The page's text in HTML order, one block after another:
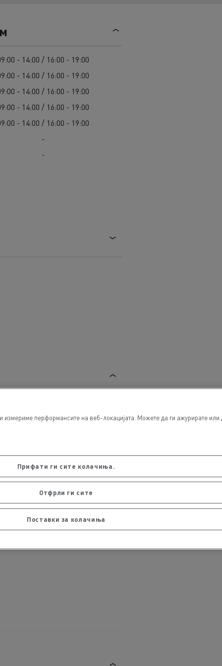
Oprema za lokalne uprave
Hitne i vatrogasne službe
- 14:00 / 16:00 - 19:00
- 14:00 / 16:00 - 19:00
- 14:00 / 16:00 - 19:00
- 14:00 / 16:00 - 19:00
- 14:00 / 16:00 - 19:00
-
-
перформансите на веб-локацијата. Можете да ги ажурирате
Прифати ги сите колачиња.
Отфрли ги сите
Поставки за колачиња